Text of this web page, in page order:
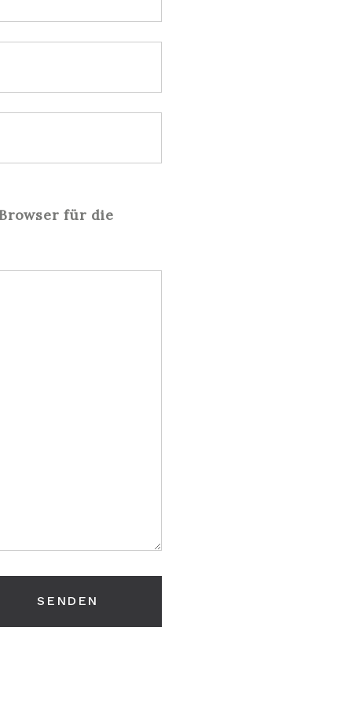
für die